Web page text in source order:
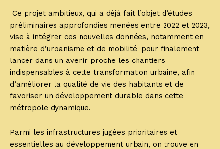
Ce projet ambitieux, qui a déjà fait l’objet d’études
préliminaires approfondies menées entre 2022 et 2023,
vise à intégrer ces nouvelles données, notamment en
matière d’urbanisme et de mobilité, pour finalement
lancer dans un avenir proche les chantiers
indispensables à cette transformation urbaine, afin
d’améliorer la qualité de vie des habitants et de
favoriser un développement durable dans cette
métropole dynamique.
Parmi les infrastructures jugées prioritaires et
essentielles au développement urbain, on trouve en